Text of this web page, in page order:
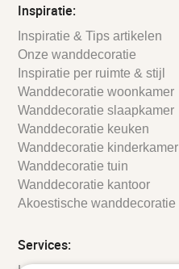
Inspiratie:
Inspiratie & Tips artikelen
Onze wanddecoratie
Inspiratie per ruimte & stijl
Wanddecoratie woonkamer
Wanddecoratie slaapkamer
Wanddecoratie keuken
Wanddecoratie kinderkamer
Wanddecoratie tuin
Wanddecoratie kantoor
Akoestische wanddecoratie
Services: